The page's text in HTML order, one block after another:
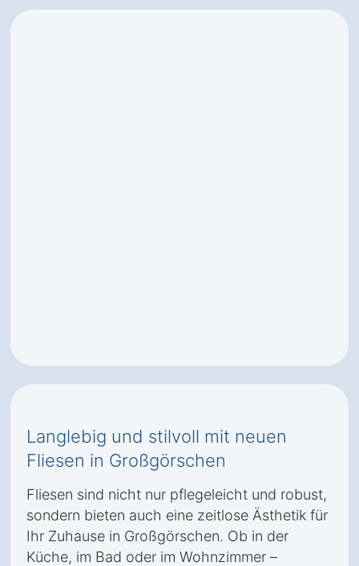
Langlebig und stilvoll mit neuen
Fliesen in Großgörschen
Fliesen sind nicht nur pflegeleicht und robust,
sondern bieten auch eine zeitlose Ästhetik für
Ihr Zuhause in Großgörschen. Ob in der
Küche, im Bad oder im Wohnzimmer –